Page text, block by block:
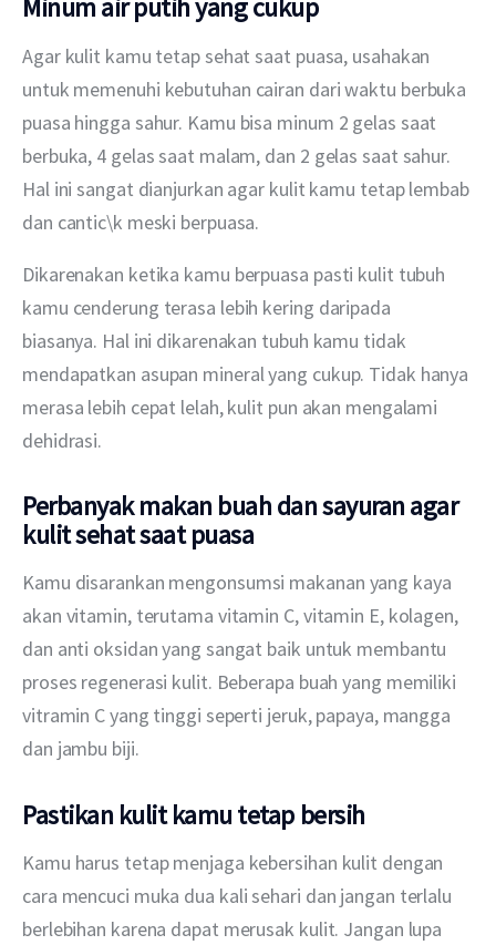
Minum air putih yang cukup
Agar kulit kamu tetap sehat saat puasa, usahakan
untuk memenuhi kebutuhan cairan dari waktu berbuka
puasa hingga sahur. Kamu bisa minum 2 gelas saat
berbuka, 4 gelas saat malam, dan 2 gelas saat sahur.
Hal ini sangat dianjurkan agar kulit kamu tetap lembab
dan cantic\k meski berpuasa.
Dikarenakan ketika kamu berpuasa pasti kulit tubuh
kamu cenderung terasa lebih kering daripada
biasanya. Hal ini dikarenakan tubuh kamu tidak
mendapatkan asupan mineral yang cukup. Tidak hanya
merasa lebih cepat lelah, kulit pun akan mengalami
dehidrasi.
Perbanyak makan buah dan sayuranagar
kulit sehat saat puasa
Kamu disarankan mengonsumsi makanan yang kaya
akan vitamin, terutama vitamin C, vitamin E, kolagen,
dan anti oksidan yang sangat baik untuk membantu
proses regenerasi kulit. Beberapa buah yang memiliki
vitramin C yang tinggi seperti jeruk, papaya, mangga
dan jambu biji.
Pastikan kulit kamu tetap bersih
Kamu harus tetap menjaga kebersihan kulit dengan
cara mencuci muka dua kali sehari dan jangan terlalu
berlebihan karena dapat merusak kulit. Jangan lupa